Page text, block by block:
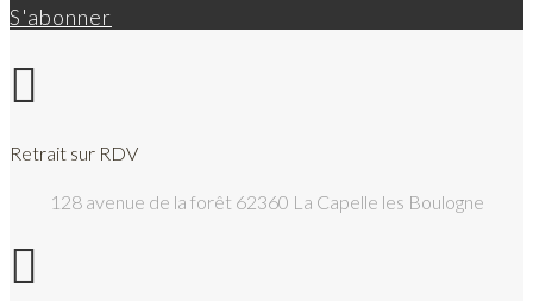
S'abonner

Retrait sur RDV
128 avenue de la forêt 62360 La Capelle les Boulogne
